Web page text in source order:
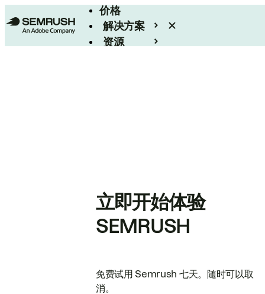
价格
解决方案
资源
立即开始体验
SEMRUSH
免费试用 Semrush 七天。随时可以取
消。